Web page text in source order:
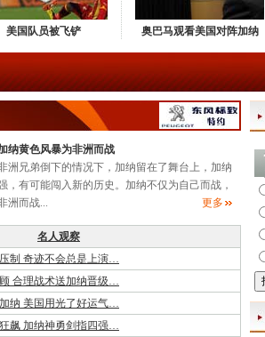
美国队员被飞铲 奥巴马观看美国对阵加纳
纳黄色风暴为非洲而战
兄弟倒下的情况下，加纳留在了舞台上，加纳
，有可能闯入新的历史。加纳不仅为自己而战，
洲而战...
更多
名人观察
制 奇迹不会总是上演…
合理战术送加纳晋级…
纳 美国用光了好运气…
飙 加纳神勇剑指四强…